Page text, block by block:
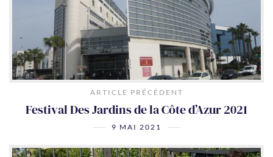
ARTICLE PRÉCÉDENT
Festival Des Jardins de la Côte d’Azur 2021
9 MAI 2021